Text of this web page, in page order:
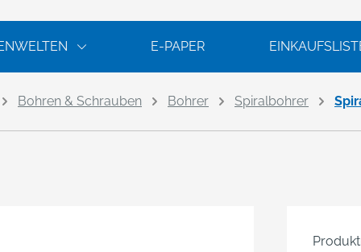
E-PAPER
Bohren & Schrauben Bohrer Spiralbohrer